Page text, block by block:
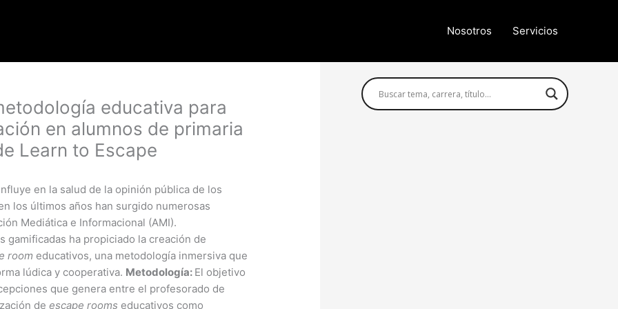
Nosotros Servicios
educativa para
en alumnos de primaria
Learn to Escape
en la salud de la opinión pública de los
los últimos años han surgido numerosas
Mediática e Informacional (AMI).
gamificadas ha propiciado la creación de
room educativos, una metodología inmersiva que
lúdica y cooperativa. Metodología: El objetivo
que genera entre el profesorado de
deescape rooms educativos como